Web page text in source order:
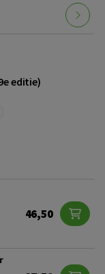
editie)
46,50